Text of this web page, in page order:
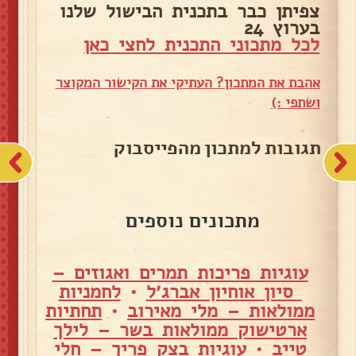
צפיתן כבר בתכנית הבישול שלנו
בערוץ 24
לכל מתכוני התכנית לחצי כאן
אהבת את המתכון? העתיקי את הקישור המקוצר
ושתפי :)
תגובות למתכון מהפייסבוק
מתכונים נוספים
עוגיות פריכות תמרים ואגוזים –
סיון אוחיון אברג׳ל •לחמניות
ממולאות – מלי מאירוב • תחתיות
ארטישוק ממולאות בשר – לילך
טייב •עוגיות בצק פריך – חלי